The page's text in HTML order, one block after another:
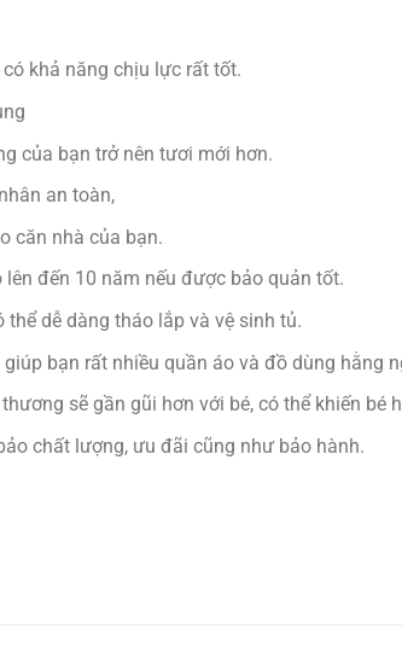
khả năng chịu lực rất tốt.
của bạn trở nên tươi mới hơn.
an toàn,
căn nhà của bạn.
đến 10 năm nếu được bảo quản tốt.
dễ dàng tháo lắp và vệ sinh tủ.
bạn rất nhiều quần áo và đồ dùng hằng
sẽ gần gũi hơn với bé, có thể khiến bé
chất lượng, ưu đãi cũng như bảo hành.